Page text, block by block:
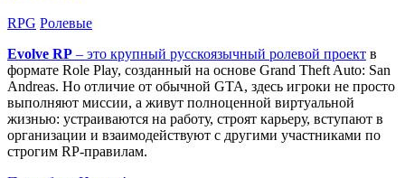
RPG Ролевые
Evolve RP – это крупный русскоязычный ролевой проект в
формате Role Play, созданный на основе Grand Theft Auto: San
Andreas. Но отличие от обычной GTA, здесь игроки не просто
выполняют миссии, а живут полноценной виртуальной
жизнью: устраиваются на работу, строят карьеру, вступают в
организации и взаимодействуют с другими участниками по
строгим RP-правилам.